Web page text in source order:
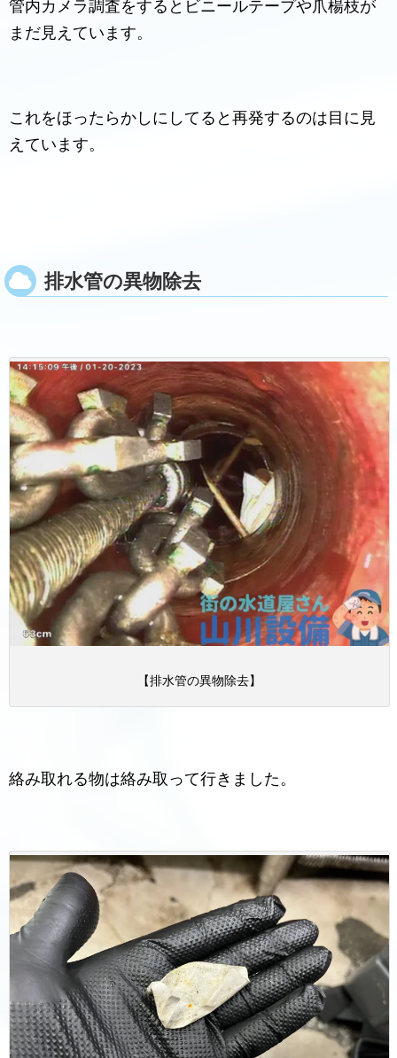
管内カメラ調査をするとビニールテープや爪楊枝が
まだ見えています。
これをほったらかしにしてると再発するのは目に見
えています。
排水管の異物除去
【排水管の異物除去】
絡み取れる物は絡み取って行きました。